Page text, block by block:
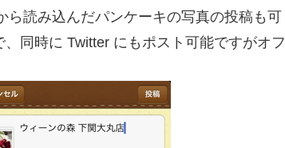
ら読み込んだパンケーキの写真の投稿も可
同時に Twitter にもポスト可能ですがオフ